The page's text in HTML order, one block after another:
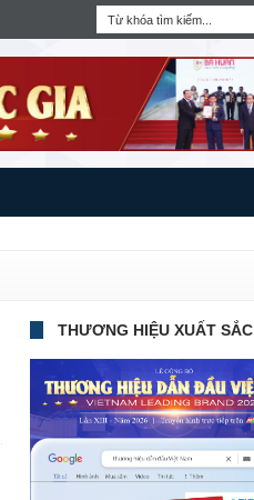
THƯƠNG HIỆU XUẤT SẮC